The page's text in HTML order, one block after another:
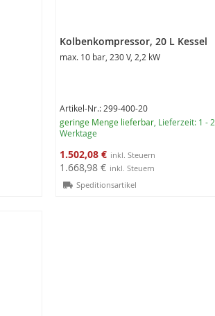
Kolbenkompressor, 20 L Kessel
max. 10 bar, 230 V, 2,2 kW
Artikel-Nr.: 299-400-20
geringe Menge lieferbar , Lieferzeit: 1 - 2
Werktage
Sonderangebot
1.502,08 €
1.668,98 €
Speditionsartikel